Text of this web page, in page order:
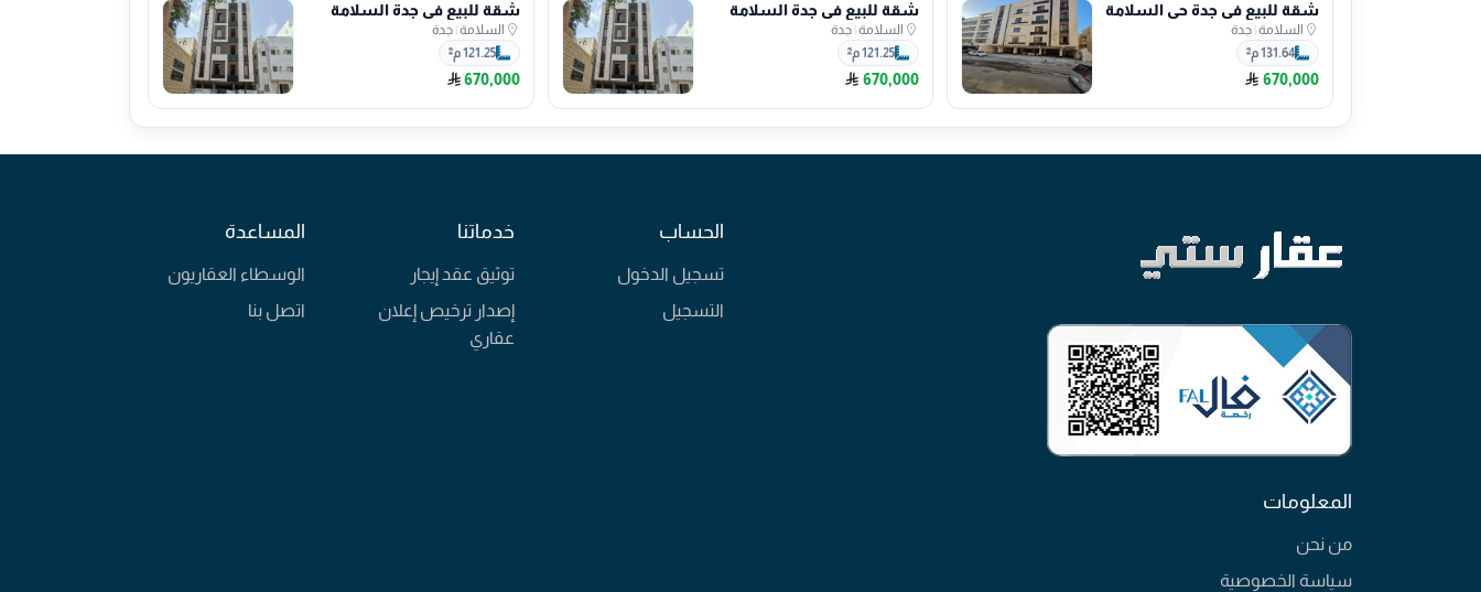
شقة للبيع في جدة حي السلامة
السلامة| جدة
131.64 م²
670,000
شقة للبيع في جدة السلامة
السلامة| جدة
121.25 م²
670,000
شقة للبيع في جدة السلامة
السلامة| جدة
121.25 م²
670,000
الحساب
تسجيل الدخول
التسجيل
خدماتنا
توثيق عقد إيجار
إصدار ترخيص إعلان
عقاري
المساعدة
الوسطاء العقاريون
اتصل بنا
المعلومات
من نحن
سياسة الخصوصية